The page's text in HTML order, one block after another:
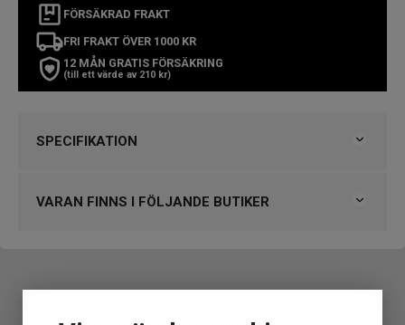
FÖRSÄKRAD FRAKT
FRI FRAKT ÖVER 1000 KR
12 MÅN GRATIS FÖRSÄKRING
(till ett värde av 210 kr)
SPECIFIKATION
Kollektion
Övriga Garmin
VARAN FINNS I FÖLJANDE BUTIKER